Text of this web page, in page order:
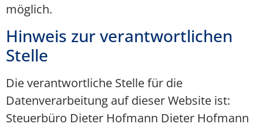
möglich.
Hinweis zur verantwortlichen
Stelle
Die verantwortliche Stelle für die
Datenverarbeitung auf dieser Website ist:
Steuerbüro Dieter Hofmann Dieter Hofmann